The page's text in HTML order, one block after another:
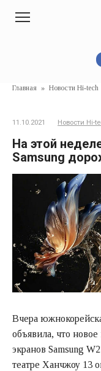
Главная » Новости Hi-tech
11.10.2021 Новости Hi-
На этой
Samsung
Вчера
объявила, что
экранов Samsung
театре Ханчжоу 13